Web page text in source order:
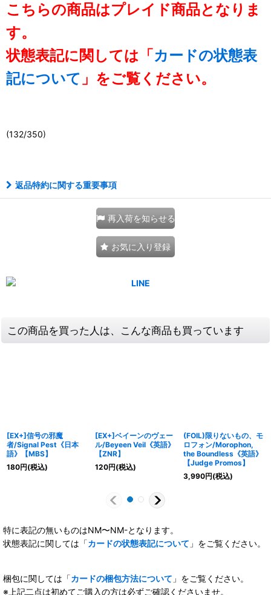
こちらの商品はプレイド商品となりま
す。
状態表記に関しては「カードの状態表
記について 」をご覧ください。
(132/350)
返品特約に関する重要事項
再入荷を知らせる
お気に入り登録
この商品を買った人は、こんな商品も買っています
[EX+]信号の邪魔
者/Signal Pest《日本
語》【MBS】
180円(税込)
[EX+]ベイーンのヴェー
ル/Beyeen Veil《英語》
【ZNR】
120円(税込)
(FOIL)限りないもの、モ
ロフォン/Morophon,
the Boundless《英語》
【Judge Promos】
3,990円(税込)
特に表記の無いものはNM〜NM-となります。
状態表記に関しては「カードの状態表記について 」をご覧ください。
梱包に関しては「カードの梱包方法について 」をご覧ください。
※上記二点は初めてご購入の方は必ずご確認くださいませ。